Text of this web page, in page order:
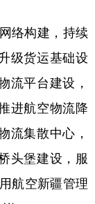
络构建，持续
级货运基础设
流平台建设，
进航空物流降
流集散中心，
头堡建设，服
航空新疆管理